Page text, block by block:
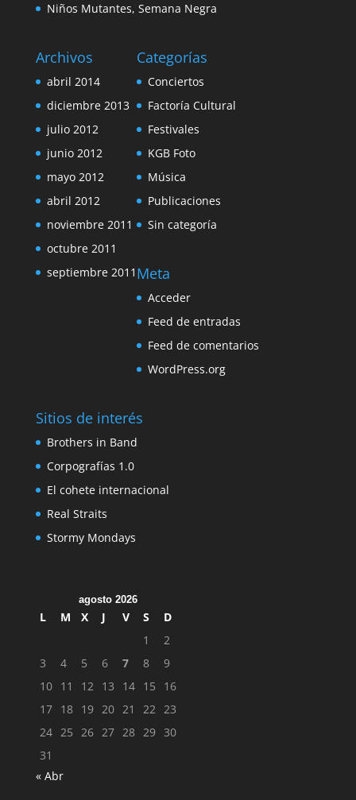
Niños Mutantes, Semana Negra
Archivos
abril 2014
diciembre 2013
julio 2012
junio 2012
mayo 2012
abril 2012
noviembre 2011
octubre 2011
septiembre 2011
Categorías
Conciertos
Factoría Cultural
Festivales
KGB Foto
Música
Publicaciones
Sin categoría
Meta
Acceder
Feed de entradas
Feed de comentarios
WordPress.org
Sitios de interés
Brothers in Band
Corpografías 1.0
El cohete internacional
Real Straits
Stormy Mondays
agosto 2026
L M X J V S
D
1
2
3
4 5 6 7 8
9
10 11 12 13 14 15
16
17 18 19 20 21 22
23
24 25 26 27 28 29 30
31
« Abr